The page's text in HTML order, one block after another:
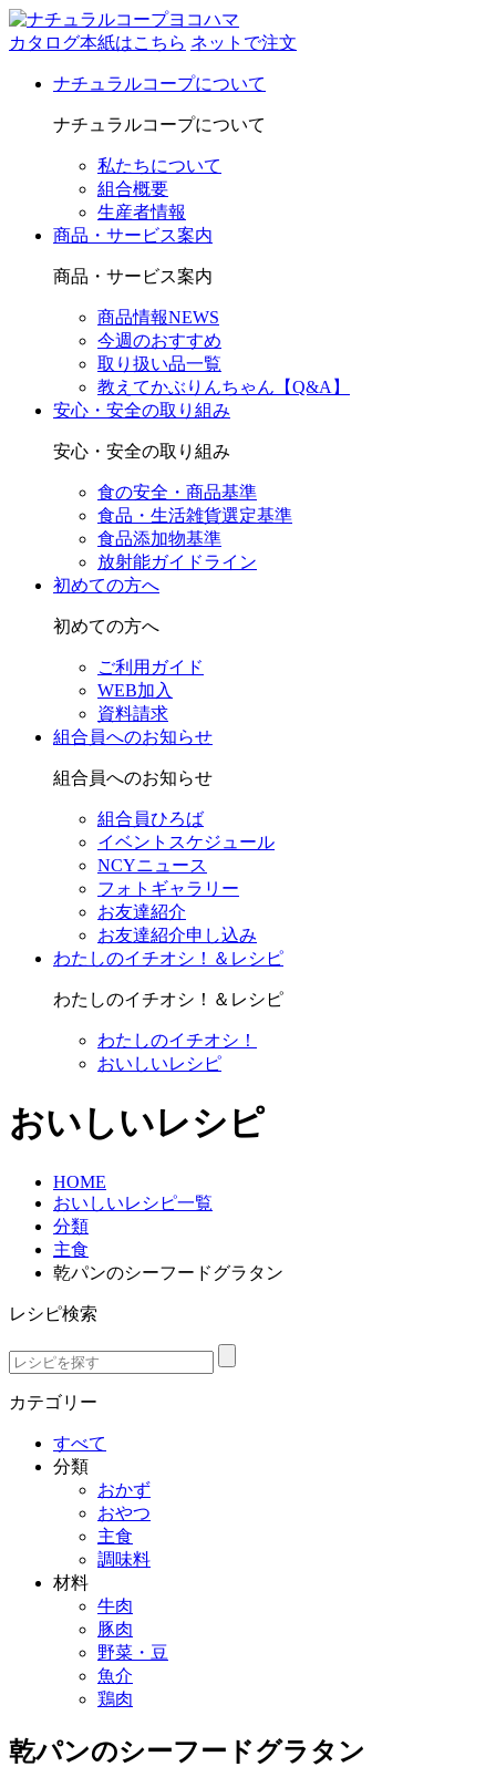
カタログ本紙はこちら ネットで注文
ナチュラルコープについて
ナチュラルコープについて
私たちについて
組合概要
生産者情報
商品・サービス案内
商品・サービス案内
商品情報NEWS
今週のおすすめ
取り扱い品一覧
教えてかぶりんちゃん【Q&A】
安心・安全の取り組み
安心・安全の取り組み
食の安全・商品基準
食品・生活雑貨選定基準
食品添加物基準
放射能ガイドライン
初めての方へ
初めての方へ
ご利用ガイド
WEB加入
資料請求
組合員へのお知らせ
組合員へのお知らせ
組合員ひろば
イベントスケジュール
NCYニュース
フォトギャラリー
お友達紹介
お友達紹介申し込み
わたしのイチオシ！＆レシピ
わたしのイチオシ！＆レシピ
わたしのイチオシ！
おいしいレシピ
おいしいレシピ
HOME
おいしいレシピ一覧
分類
主食
乾パンのシーフードグラタン
レシピ検索
カテゴリー
すべて
分類
おかず
おやつ
主食
調味料
材料
牛肉
豚肉
野菜・豆
魚介
鶏肉
乾パンのシーフードグラタン